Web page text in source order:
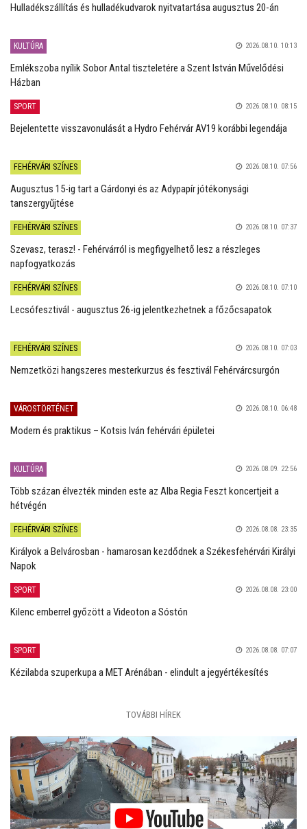
Hulladékszállítás és hulladékudvarok nyitvatartása augusztus 20-án
KULTÚRA 2026.08.10. 10:13
Emlékszoba nyílik Sobor Antal tiszteletére a Szent István Művelődési
Házban
SPORT 2026.08.10. 08:15
Bejelentette visszavonulását a Hydro Fehérvár AV19 korábbi legendája
FEHÉRVÁRI SZÍNES 2026.08.10. 07:56
Augusztus 15-ig tart a Gárdonyi és az Adypapír jótékonysági
tanszergyűjtése
FEHÉRVÁRI SZÍNES 2026.08.10. 07:37
Szevasz, terasz! - Fehérvárról is megfigyelhető lesz a részleges
napfogyatkozás
FEHÉRVÁRI SZÍNES 2026.08.10. 07:10
Lecsófesztivál - augusztus 26-ig jelentkezhetnek a főzőcsapatok
FEHÉRVÁRI SZÍNES 2026.08.10. 07:03
Nemzetközi hangszeres mesterkurzus és fesztivál Fehérvárcsurgón
VÁROSTÖRTÉNET 2026.08.10. 06:48
Modern és praktikus – Kotsis Iván fehérvári épületei
KULTÚRA 2026.08.09. 22:56
Több százan élvezték minden este az Alba Regia Feszt koncertjeit a
hétvégén
FEHÉRVÁRI SZÍNES 2026.08.08. 23:35
Királyok a Belvárosban - hamarosan kezdődnek a Székesfehérvári Királyi
Napok
SPORT 2026.08.08. 23:00
Kilenc emberrel győzött a Videoton a Sóstón
SPORT 2026.08.08. 07:07
Kézilabda szuperkupa a MET Arénában - elindult a jegyértékesítés
TOVÁBBI HÍREK